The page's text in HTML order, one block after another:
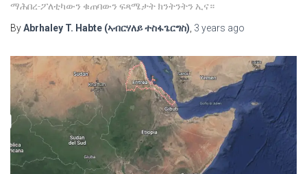
ማሕበረ-ፖለቲካውን ቁጠባውን ፍጻሜታት ክንትንትን ኢና።
ByAbrhaley T. Habte (ኣብርሃለይ ተስፋጌርግስ) 3 years ago